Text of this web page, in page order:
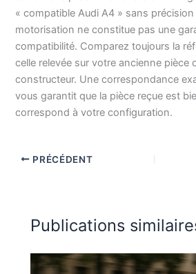
« compatible Audi A4 » sans
motorisation ne constitue pas une
compatibilité. Comparez toujours la
celle relevée sur votre ancienne pièce
constructeur. Une correspondance
vous garantit que la pièce reçue est
correspond à votre configuration.
PRÉCÉDENT
Publications